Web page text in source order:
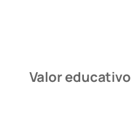
Valor educativo